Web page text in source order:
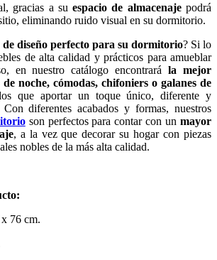
gracias a suespacio de almacenajepodrá
eliminando ruido visual en su dormitorio.
diseño perfecto para su dormitorio? Si lo
de alta calidad y prácticos para amueblar
en nuestro catálogo encontrarála mejor
de noche, cómodas, chifoniers o galanes de
que aportar un toque único, diferente y
diferentes acabados y formas, nuestros
son perfectos para contar con unmayor
, a la vez que decorar su hogar con piezas
nobles de la más alta calidad.
76 cm.